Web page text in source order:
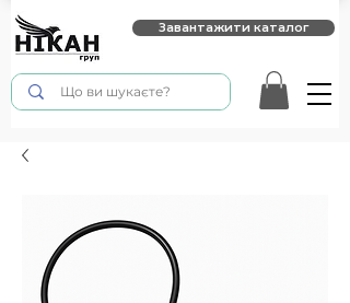
Завантажити каталог